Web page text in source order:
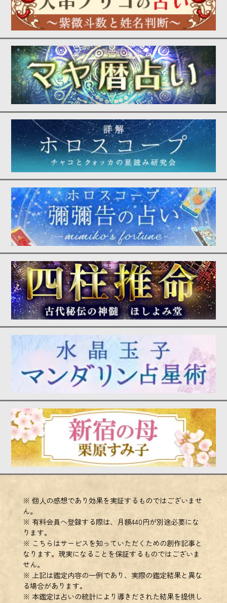
※ 個人の感想であり効果を実証するものではございませ
ん。
※ 有料会員へ登録する際は、月額440円が別途必要にな
ります。
※ こちらはサービスを知っていただくための創作記事と
なります。現実になることを保証するものではございま
せん。
※ 上記は鑑定内容の一例であり、実際の鑑定結果と異な
る場合があります。
※ 本鑑定は占いの統計により導きだされた結果を提供し